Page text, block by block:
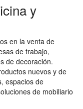
y
en la venta de
de trabajo,
de decoración.
nuevos y de
espacios de
de mobiliario